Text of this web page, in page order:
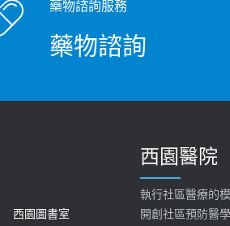
藥物諮詢服務
藥物諮詢
西園圖書室
西園醫院
執行社區醫療的
開創社區預防醫